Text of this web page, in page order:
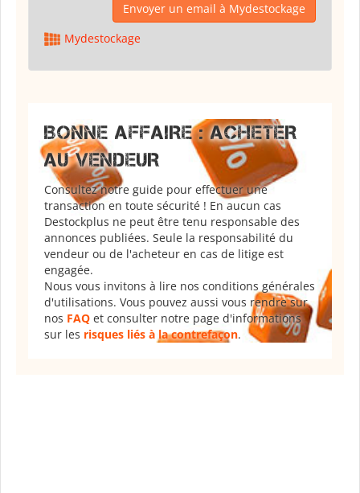
Envoyer un email à Mydestockage
Mydestockage
BONNE AFFAIRE : ACHETER
AU VENDEUR
Consultez notre guide pour effectuer une
transaction en toute sécurité ! En aucun cas
Destockplus ne peut être tenu responsable des
annonces publiées. Seule la responsabilité du
vendeur ou de l'acheteur en cas de litige est
engagée.
Nous vous invitons à lire nos conditions générales
d'utilisations. Vous pouvez aussi vous rendre sur
nos FAQ et consulter notre page d'informations
sur les risques liés à la contrefaçon.